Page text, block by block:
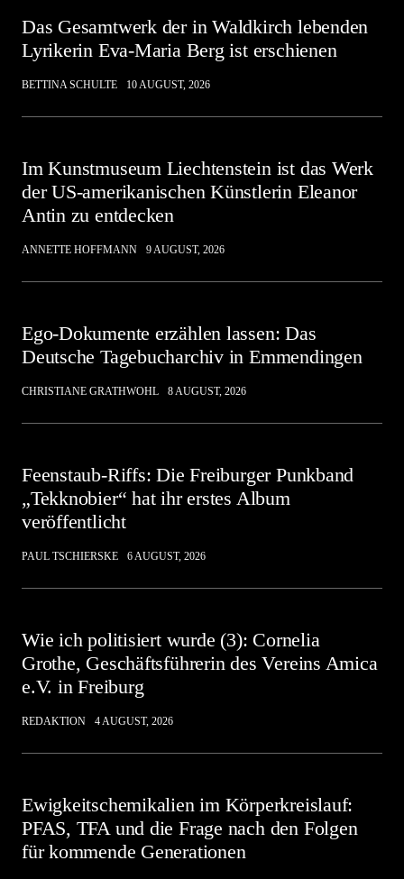
Das Gesamtwerk der in Waldkirch lebenden
Lyrikerin Eva-Maria Berg ist erschienen
BETTINA SCHULTE 10 AUGUST, 2026
Im Kunstmuseum Liechtenstein ist das Werk
der US-amerikanischen Künstlerin Eleanor
Antin zu entdecken
ANNETTE HOFFMANN 9 AUGUST, 2026
Ego-Dokumente erzählen lassen: Das
Deutsche Tagebucharchiv in Emmendingen
CHRISTIANE GRATHWOHL 8 AUGUST, 2026
Feenstaub-Riffs: Die Freiburger Punkband
„Tekknobier“ hat ihr erstes Album
veröffentlicht
PAUL TSCHIERSKE 6 AUGUST, 2026
Wie ich politisiert wurde (3): Cornelia
Grothe, Geschäftsführerin des Vereins Amica
e.V. in Freiburg
REDAKTION 4 AUGUST, 2026
Ewigkeitschemikalien im Körperkreislauf:
PFAS, TFA und die Frage nach den Folgen
für kommende Generationen